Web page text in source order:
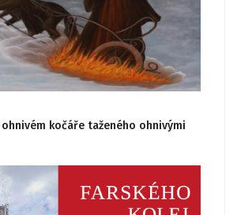
kočáře taženého ohnivými